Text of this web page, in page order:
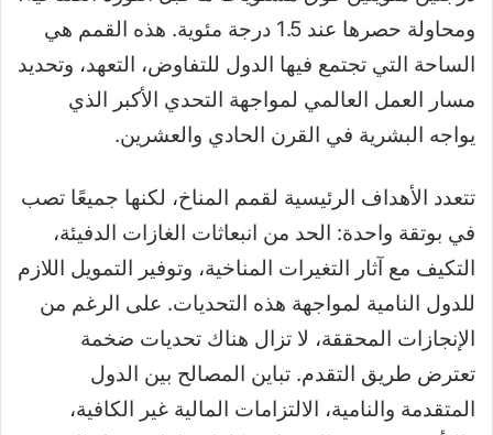
ومحاولة حصرها عند 1.5 درجة مئوية. هذه القمم هي
الساحة التي تجتمع فيها الدول للتفاوض، التعهد، وتحديد
مسار العمل العالمي لمواجهة التحدي الأكبر الذي
يواجه البشرية في القرن الحادي والعشرين.
تتعدد الأهداف الرئيسية لقمم المناخ، لكنها جميعًا تصب
في بوتقة واحدة: الحد من انبعاثات الغازات الدفيئة،
التكيف مع آثار التغيرات المناخية، وتوفير التمويل اللازم
للدول النامية لمواجهة هذه التحديات. على الرغم من
الإنجازات المحققة، لا تزال هناك تحديات ضخمة
تعترض طريق التقدم. تباين المصالح بين الدول
المتقدمة والنامية، الالتزامات المالية غير الكافية،